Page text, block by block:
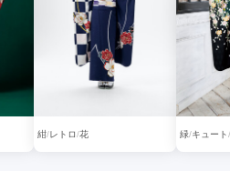
紺 レトロ 花 緑 キュート